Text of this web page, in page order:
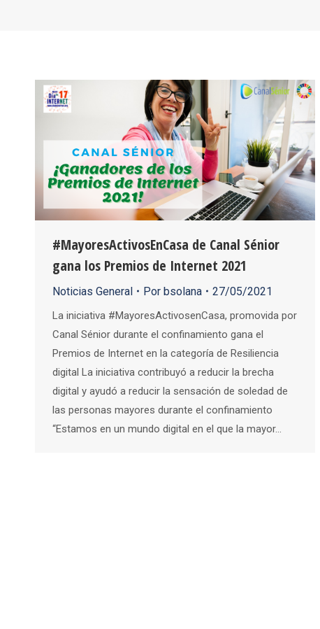
#MayoresActivosEnCasa de Canal Sénior
gana los Premios de Internet 2021
Noticias General Por bsolana 27/05/2021
La iniciativa #MayoresActivosenCasa, promovida por
Canal Sénior durante el confinamiento gana el
Premios de Internet en la categoría de Resiliencia
digital La iniciativa contribuyó a reducir la brecha
digital y ayudó a reducir la sensación de soledad de
las personas mayores durante el confinamiento
“Estamos en un mundo digital en el que la mayor…